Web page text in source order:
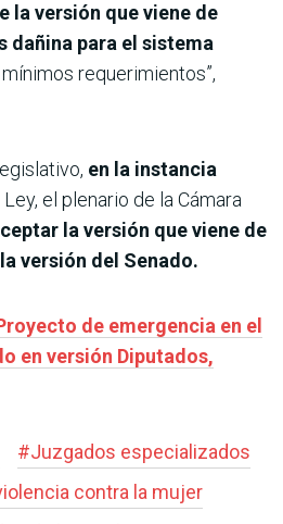
la versión que viene de
dañina para el sistema
requerimientos”,
en la instancia
el plenario de la Cámara
la versión que viene de
versión del Senado.
de emergencia en el
en versión Diputados,
#Juzgados especializados
contra la mujer